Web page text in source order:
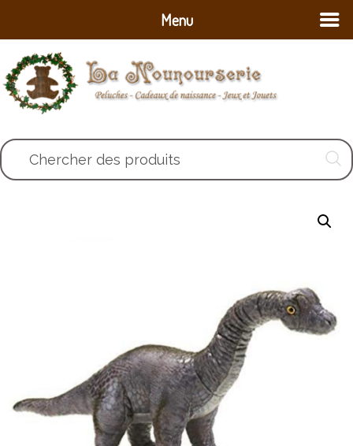
Chercher des produits
Menu